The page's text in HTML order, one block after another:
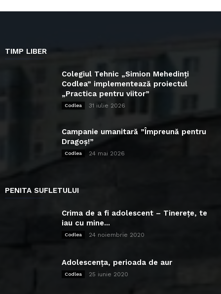
TIMP LIBER
Colegiul Tehnic „Simion Mehedinți
Codlea” implementează proiectul
„Practica pentru viitor”
Codlea 31 iulie 2026
Campanie umanitară ”Împreună pentru
Dragoș!”
Codlea 24 mai 2026
PENITA SUFLETULUI
Crima de a fi adolescent – Tinerețe, te
iau cu mine...
Codlea 24 noiembrie 2020
Adolescența, perioada de aur
Codlea 25 iunie 2020